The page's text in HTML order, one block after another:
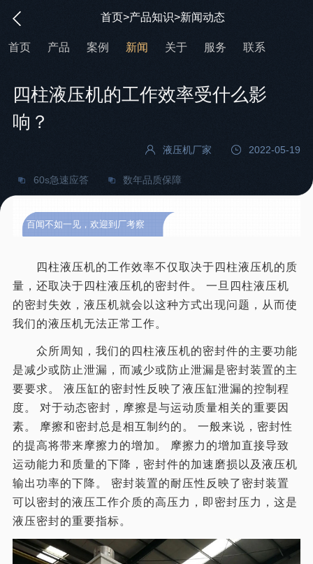
首页>产品知识>新闻动态
首页 产品 案例 新闻 关于 服务 联系
四柱液压机的工作效率受什么影
响？
液压机厂家 2022-05-19
60s急速应答 数年品质保障
百闻不如一见，欢迎到厂考察
四柱液压机的工作效率不仅取决于四柱液压机的质
量，还取决于四柱液压机的密封件。 一旦四柱液压机
的密封失效，液压机就会以这种方式出现问题，从而使
我们的液压机无法正常工作。
众所周知，我们的四柱液压机的密封件的主要功能
是减少或防止泄漏，而减少或防止泄漏是密封装置的主
要要求。 液压缸的密封性反映了液压缸泄漏的控制程
度。 对于动态密封，摩擦是与运动质量相关的重要因
素。 摩擦和密封总是相互制约的。 一般来说，密封性
的提高将带来摩擦力的增加。 摩擦力的增加直接导致
运动能力和质量的下降，密封件的加速磨损以及液压机
输出功率的下降。 密封装置的耐压性反映了密封装置
可以密封的液压工作介质的高压力，即密封压力，这是
液压密封的重要指标。